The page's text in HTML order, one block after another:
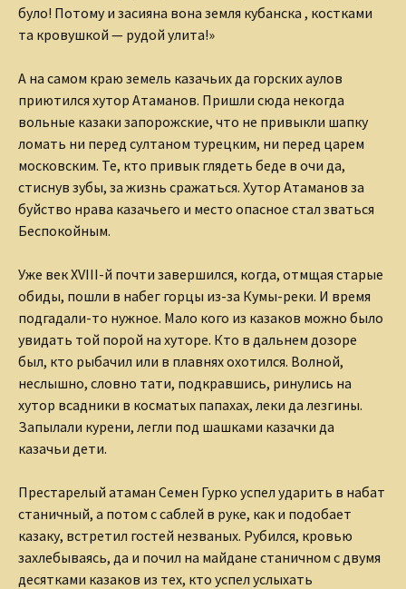
було! Потому и засияна вона земля кубанска , костками
та кровушкой — рудой улита!»
А на самом краю земель казачьих да горских аулов
приютился хутор Атаманов. Пришли сюда некогда
вольные казаки запорожские, что не привыкли шапку
ломать ни перед султаном турецким, ни перед царем
московским. Те, кто привык глядеть беде в очи да,
стиснув зубы, за жизнь сражаться. Хутор Атаманов за
буйство нрава казачьего и место опасное стал зваться
Беспокойным.
Уже век XVIII-й почти завершился, когда, отмщая старые
обиды, пошли в набег горцы из-за Кумы-реки. И время
подгадали-то нужное. Мало кого из казаков можно было
увидать той порой на хуторе. Кто в дальнем дозоре
был, кто рыбачил или в плавнях охотился. Волной,
неслышно, словно тати, подкравшись, ринулись на
хутор всадники в косматых папахах, леки да лезгины.
Запылали курени, легли под шашками казачки да
казачьи дети.
Престарелый атаман Семен Гурко успел ударить в набат
станичный, а потом с саблей в руке, как и подобает
казаку, встретил гостей незваных. Рубился, кровью
захлебываясь, да и почил на майдане станичном с двумя
десятками казаков из тех, кто успел услыхать